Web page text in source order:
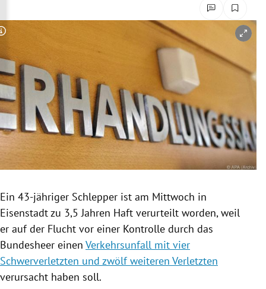
Untermenü
Untermenü
Untermenü
Untermenü
Untermenü
Copyright-Hinweis öffnen/schließen
Ein 43-jähriger Schlepper ist am Mittwoch in
Eisenstadt zu 3,5 Jahren Haft verurteilt worden, weil
er auf der Flucht vor einer Kontrolle durch das
Bundesheer einen Verkehrsunfall mit vier
Schwerverletzten und zwölf weiteren Verletzten
verursacht haben soll.